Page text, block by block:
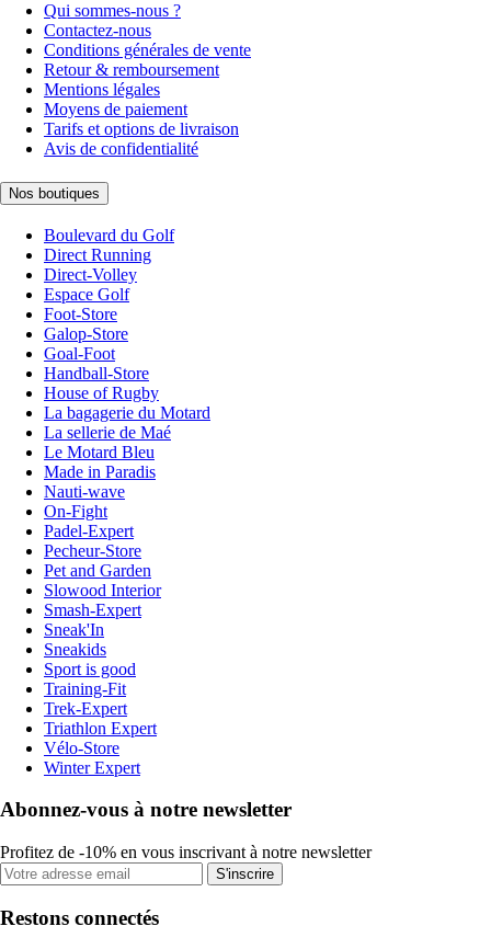
Qui sommes-nous ?
Contactez-nous
Conditions générales de vente
Retour & remboursement
Mentions légales
Moyens de paiement
Tarifs et options de livraison
Avis de confidentialité
Nos boutiques
Boulevard du Golf
Direct Running
Direct-Volley
Espace Golf
Foot-Store
Galop-Store
Goal-Foot
Handball-Store
House of Rugby
La bagagerie du Motard
La sellerie de Maé
Le Motard Bleu
Made in Paradis
Nauti-wave
On-Fight
Padel-Expert
Pecheur-Store
Pet and Garden
Slowood Interior
Smash-Expert
Sneak'In
Sneakids
Sport is good
Training-Fit
Trek-Expert
Triathlon Expert
Vélo-Store
Winter Expert
Abonnez-vous à notre newsletter
Profitez de -10% en vous inscrivant à notre newsletter
S'inscrire
Restons connectés